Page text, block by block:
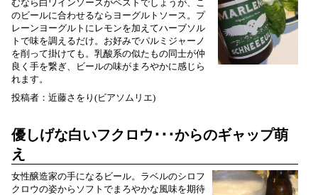
むなら白ワインソースがベストでしょうが、こ
のビールに合わせるならヨーグルトソース。プ
レーンヨーグルトにレモンを加えてハーブソル
トで味を調えるだけ。お好みでパルミジャーノ
を削って掛けても。乳酸系の似たもの同士が仲
良く手を繋ぎ、ビールの味がまろやかに感じら
れます。
投稿者：近藤さをり(ビアソムリエ)
優しげな白いフクロウ･･･からのギャップ萌
え
女性醸造家の手になるビール。ラベルのシロフ
クロウの姿からソフトでまろやかな風味を期待